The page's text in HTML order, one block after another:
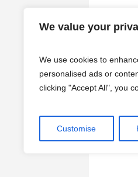
We value your
We use cookies to
personalised ads or
clicking "Accept All", you
Customise